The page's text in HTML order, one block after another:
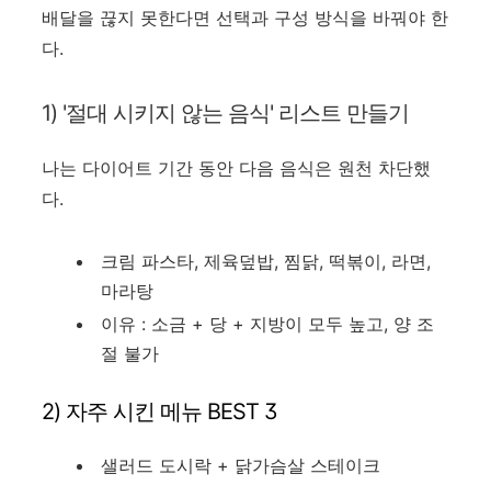
배달을 끊지 못한다면 선택과 구성 방식을 바꿔야 한
다.
1) '절대 시키지 않는 음식' 리스트 만들기
나는 다이어트 기간 동안 다음 음식은 원천 차단했
다.
크림 파스타, 제육덮밥, 찜닭, 떡볶이, 라면,
마라탕
이유 : 소금 + 당 + 지방이 모두 높고, 양 조
절 불가
2) 자주 시킨 메뉴 BEST 3
샐러드 도시락 + 닭가슴살 스테이크